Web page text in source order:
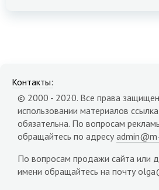
Контакты:
© 2000 - 2020. Все права
использовании материалов
обязательна. По вопросам
обращайтесь по адресу
По вопросам продажи сайта или
имени обращайтесь на почту